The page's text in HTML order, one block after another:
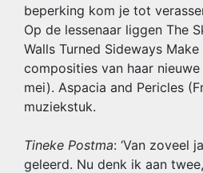
beperking kom je tot
Op de lessenaar liggen The
Walls Turned Sideways
composities van haar
mei). Aspacia and Pericles
muziekstuk.
Tineke Postma: ‘Van zoveel
geleerd. Nu denk ik aan